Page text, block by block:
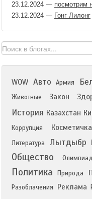
23.12.2024 — посмотрим
23.12.2024 — Гонг Лилонг
WOW Авто Армия
Животные
Закон
История Казахстан
Коррупция Косметичка
Литература Лытдыбр
Общество
Политика Природа
Разоблачения
Реклама